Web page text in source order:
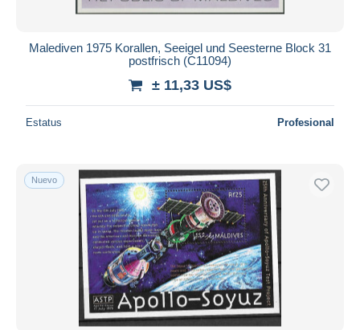
Malediven 1975 Korallen, Seeigel und Seesterne Block 31
postfrisch (C11094)
± 11,33 US$
Estatus Profesional
Nuevo